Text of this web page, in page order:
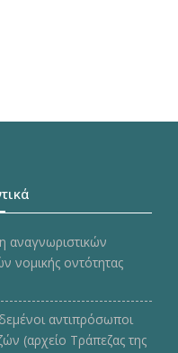
αναγνωριστικών
νομικής οντότητας
αντιπρόσωποι
(αρχείο Τράπεζας της